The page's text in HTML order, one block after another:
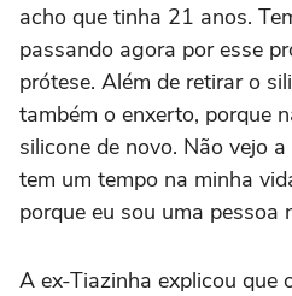
acho que tinha 21 anos.
passando agora por esse
prótese. Além de retirar o
também o enxerto, porque
silicone de novo. Não vejo
tem um tempo na minha
porque eu sou uma pessoa
A ex-Tiazinha explicou que